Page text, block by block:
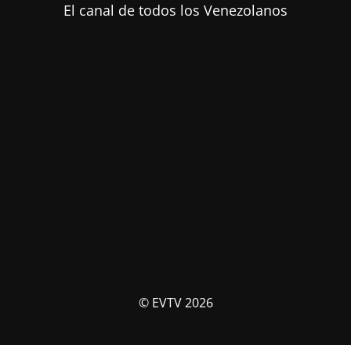
El canal de todos los Venezolanos
© EVTV 2026